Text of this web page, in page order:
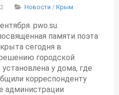
Новости / Крым
pwo.su.
памяти поэта
сегодня в
городской
у дома, где
корреспонденту
администрации